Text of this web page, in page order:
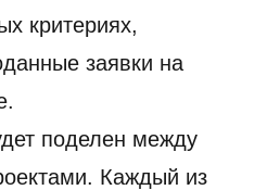
критериях,
заявки на
поделен между
Каждый из